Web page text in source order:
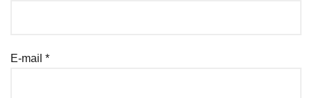
E-mail *